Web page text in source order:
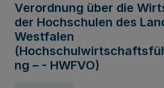
Verordnung über die
der Hochschulen des
Westfalen
ng – - HWFVO)